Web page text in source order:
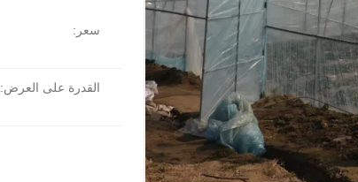
سعر:
القدرة على العرض: